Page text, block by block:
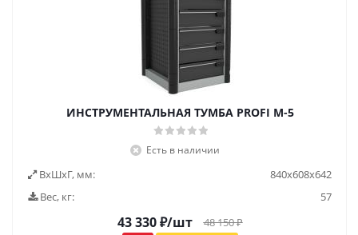
ИНСТРУМЕНТАЛЬНАЯ ТУМБА PROFI M-5
Есть в наличии
ВxШxГ, мм:
840x608x642
Вес, кг:
57
43 330₽/шт 48 150₽